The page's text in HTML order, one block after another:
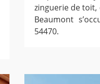
zinguerie de toit,
Beaumont
54470.